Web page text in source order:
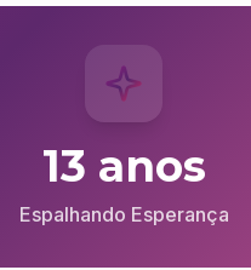
13 anos
Espalhando Esperança